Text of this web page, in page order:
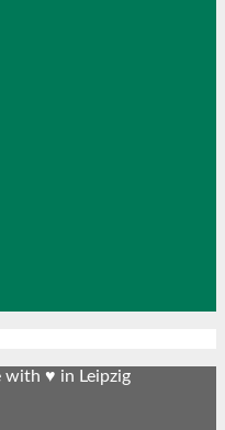
with ♥ in Leipzig